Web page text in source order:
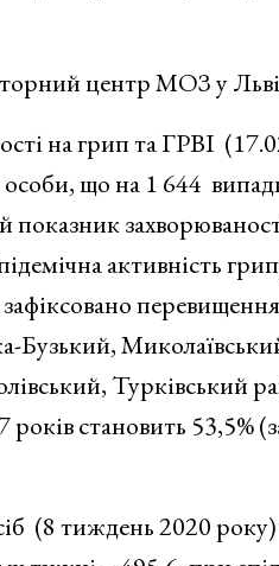
центр МОЗ у
на грип та ГРВІ
особи, що на 1 644
активність
Бузький,
Турківський
становить 53,5%
(8 тиждень 2020